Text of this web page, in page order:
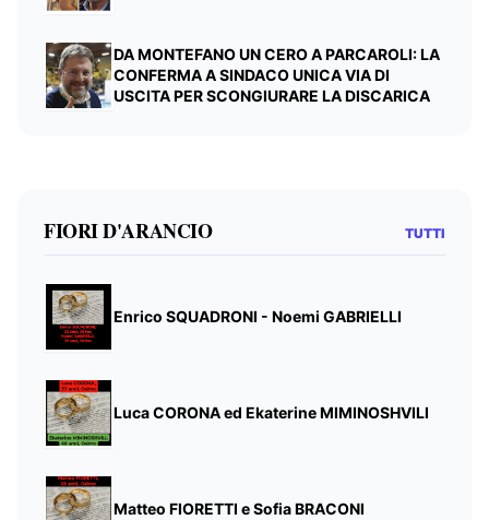
DA MONTEFANO UN CERO A PARCAROLI: LA
CONFERMA A SINDACO UNICA VIA DI
USCITA PER SCONGIURARE LA DISCARICA
FIORI D'ARANCIO TUTTI
Enrico SQUADRONI - Noemi GABRIELLI
Luca CORONA ed Ekaterine MIMINOSHVILI
Matteo FIORETTI e Sofia BRACONI